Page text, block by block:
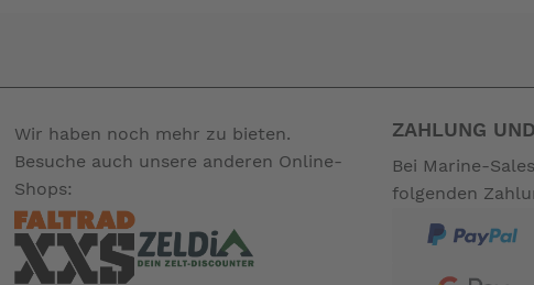
Wir haben noch mehr zu bieten.
Besuche auch unsere anderen Online-
Shops:
ZAHLUNG
Bei Marine-
folgenden